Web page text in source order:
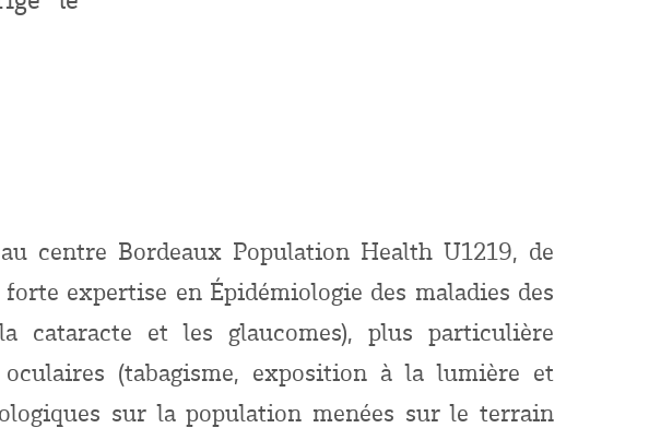
centre Bordeaux Population Health U1219, de
expertise en Épidémiologie des maladies des
cataracte et les glaucomes), plus particulière
(tabagisme, exposition à la lumière et
sur la population menées sur le terrain